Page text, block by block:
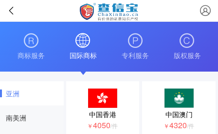
商标服务 国际商标 专利服务 版权服务
亚洲
南美洲 中国香港
￥4050/件
中国澳门
￥4320/件